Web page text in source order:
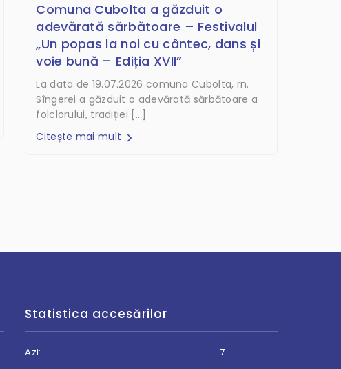
Comuna Cubolta a găzduit o
adevărată sărbătoare – Festivalul
„Un popas la noi cu cântec, dans și
voie bună – Ediția XVII”
La data de 19.07.2026 comuna Cubolta, rn.
Sîngerei a găzduit o adevărată sărbătoare a
folclorului, tradiției […]
Citește mai mult
Statistica accesărilor
Azi:
7